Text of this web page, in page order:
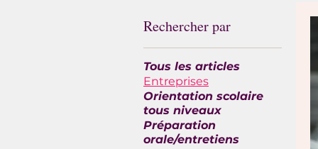
Rechercher par
Tous les articles
Entreprises
Orientation scolaire
tous niveaux
Préparation
orale/entretiens